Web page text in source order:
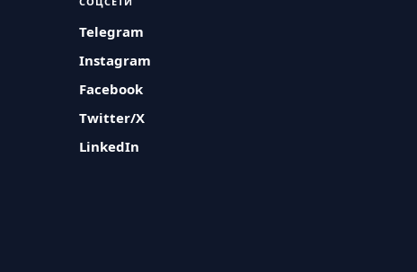
Telegram
Instagram
Facebook
Twitter/X
LinkedIn